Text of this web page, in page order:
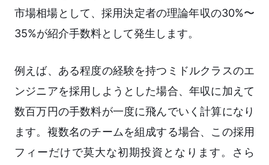
市場相場として、採用決定者の理論年収の30%〜
35%が紹介手数料として発生します。
例えば、ある程度の経験を持つミドルクラスのエ
ンジニアを採用しようとした場合、年収に加えて
数百万円の手数料が一度に飛んでいく計算になり
ます。複数名のチームを組成する場合、この採用
フィーだけで莫大な初期投資となります。さら